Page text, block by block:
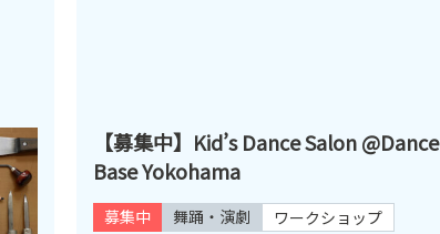
【募集中】Kid’s Dance Salon @Dance
Base Yokohama
募集中 舞踊・演劇 ワークショップ